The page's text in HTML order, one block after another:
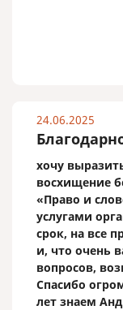
24.06.2025
хочу
восхищение
«Право и
услугами
срок, на все
и, что очень
вопросов,
Спасибо
лет знаем